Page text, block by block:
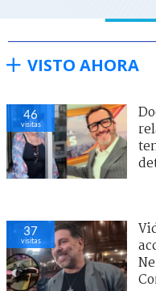
VISTO AHORA
46
visitas
37
visitas